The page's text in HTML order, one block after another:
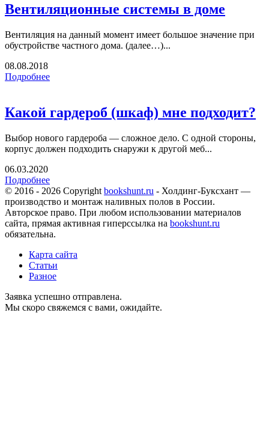
Вентиляционные системы в доме
Вентиляция на данный момент имеет большое значение при
обустройстве частного дома. (далее…)...
08.08.2018
Подробнее
Какой гардероб (шкаф) мне подходит?
Выбор нового гардероба — сложное дело. С одной стороны,
корпус должен подходить снаружи к другой меб...
06.03.2020
Подробнее
© 2016 - 2026 Copyright bookshunt.ru - Холдинг-Буксхант —
производство и монтаж наливных полов в России.
Авторское право. При любом использовании материалов
сайта, прямая активная гиперссылка на bookshunt.ru
обязательна.
Карта сайта
Статьи
Разное
Заявка успешно отправлена.
Мы скоро свяжемся с вами, ожидайте.